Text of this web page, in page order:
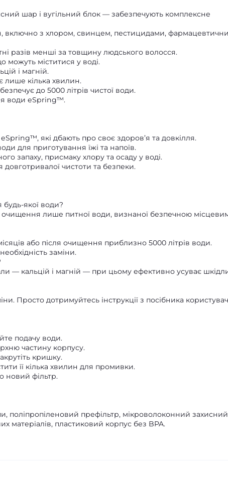
шар і вугільний блок — забезпечують комплексне
включно з хлором, свинцем, пестицидами,
разів менші за товщину людського волосся.
можуть міститися у воді.
і магній.
лише кілька хвилин.
до 5000 літрів чистої води.
води eSpring™.
які дбають про своє здоров’я та довкілля.
для приготування їжі та напоїв.
запаху, присмаку хлору та осаду у воді.
чистоти та безпеки.
якої води?
лише питної води, визнаної безпечною
або після очищення приблизно 5000 літрів води.
заміни.
— кальцій і магній — при цьому ефективно усуває
Просто дотримуйтесь інструкції з посібника
подачу води.
частину корпусу.
кришку.
її кілька хвилин для промивки.
новий фільтр.
поліпропіленовий префільтр, мікроволоконний захисний
матеріалів, пластиковий корпус без BPA.